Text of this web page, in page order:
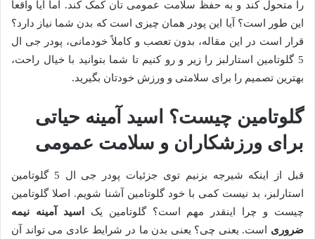
را متحول کند و به حفظ سلامت عمومی تان کمک کند. اما آیا واقعاً
این طور است؟ آیا این پودر همان چیزی است که بدن شما نیاز دارد؟
قرار است در این مقاله، بدون تعصب و کاملاً خودمانی، پودر جی ال
5 گلوتامین استارلبز را زیر و رو کنیم تا شما بتوانید با خیال راحت،
بهترین تصمیم را برای سلامتی و ورزش خودتان بگیرید.
گلوتامین چیست؟ اسید آمینه حیاتی
برای ورزشکاران و سلامت عمومی
قبل از اینکه شیرجه بزنیم توی جزئیات پودر جی ال 5 گلوتامین
استارلبز، بد نیست کمی با خود گلوتامین آشنا شویم. اصلا گلوتامین
چیست و چرا اینقدر مهم است؟ گلوتامین یک
اسید آمینه نیمه
ضروری است. یعنی چی؟ یعنی بدن ما در شرایط عادی می تواند آن